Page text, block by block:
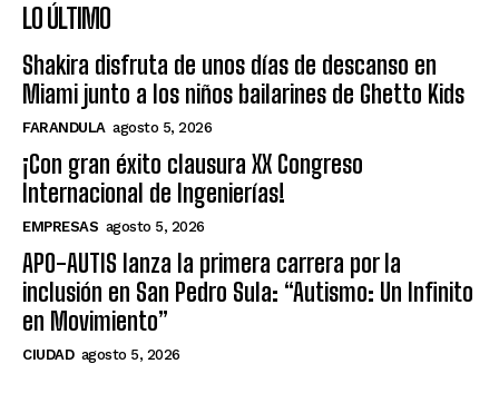
LO ÚLTIMO
Shakira disfruta de unos días de descanso en
Miami junto a los niños bailarines de Ghetto Kids
FARANDULA agosto 5, 2026
¡Con gran éxito clausura XX Congreso
Internacional de Ingenierías!
EMPRESAS agosto 5, 2026
APO-AUTIS lanza la primera carrera por la
inclusión en San Pedro Sula: “Autismo: Un Infinito
en Movimiento”
CIUDAD agosto 5, 2026